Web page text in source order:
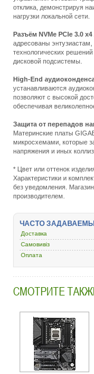
отклика, демонстрируя
нагрузки локальной сети.
Разъём NVMe PCIe 3.0 x4
адресованы
технологических
дисковой подсистемы.
High-End
устанавливаются
позволяют с высокой
обеспечивая
Защита от перепадов
Материнские платы
микросхемами, которые
напряжения и иных
* Цвет или оттенок
Характеристики и
без уведомления.
производителем.
ЧАСТО
Доставка
Самовивіз
Оплата
СМОТРИТЕ